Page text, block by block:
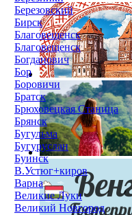
Березовский
Бирск
Благовещенск
Благовещенск
Богданович
Бор
Боровичи
Братск
Брюховецкая Станица
Брянск
Бугульма
Бугуруслан
Буинск
В.Устюг+киров
Варна
Великие Луки
Великий Новгород